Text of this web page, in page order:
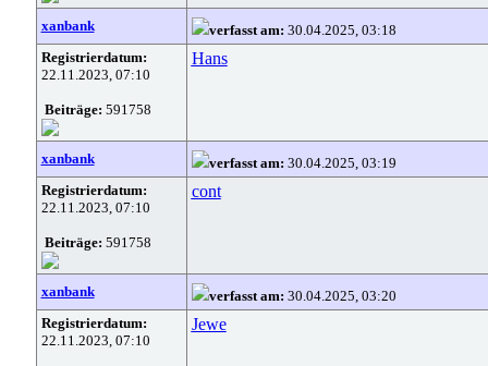
xanbank verfasst am: 30.04.2025, 03:18
Registrierdatum:
22.11.2023, 07:10
Beiträge: 591758
Hans
xanbank verfasst am: 30.04.2025, 03:19
Registrierdatum:
22.11.2023, 07:10
Beiträge: 591758
cont
xanbank verfasst am: 30.04.2025, 03:20
Registrierdatum:
22.11.2023, 07:10
Jewe